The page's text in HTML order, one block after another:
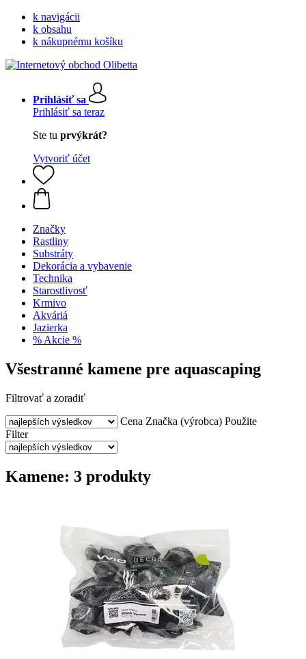
k navigácii
k obsahu
k nákupnému košíku
Prihlásiť sa
Prihlásiť sa teraz
Ste tu prvýkrát?
Vytvoriť účet
Značky
Rastliny
Substráty
Dekorácia a vybavenie
Technika
Starostlivosť
Krmivo
Akváriá
Jazierka
% Akcie %
Všestranné kamene pre aquascaping
Filtrovať a zoradiť
Cena Značka (výrobca) Použite
Filter
Kamene: 3 produkty